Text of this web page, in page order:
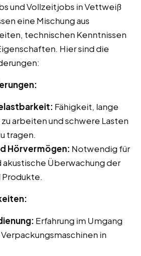
und Vollzeitjobs in Vettweiß
eine Mischung aus
technischen Kenntnissen
Hier sind die
Fähigkeit, lange
arbeiten und schwere Lasten
tragen.
Hörvermögen: Notwendig für
akustische Überwachung der
Produkte.
Erfahrung im Umgang
in